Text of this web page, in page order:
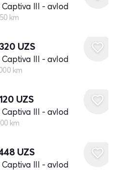
III - avlod
km
UZS
III - avlod
km
UZS
III - avlod
km
UZS
III - avlod